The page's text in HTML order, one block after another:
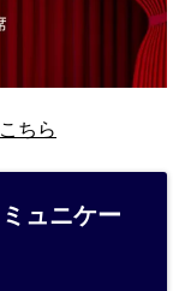
こちら
ュニケー